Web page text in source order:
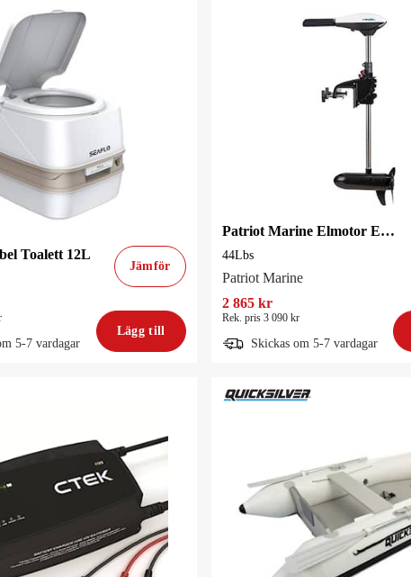
Toalett 12L
Jämför
5-7 vardagar
Lägg till
Patriot Marine Elmotor E-Booster 44Lbs
44Lbs
Patriot Marine
2 865 kr
Rek. pris 3 090 kr
Skickas om 5-7 vardagar